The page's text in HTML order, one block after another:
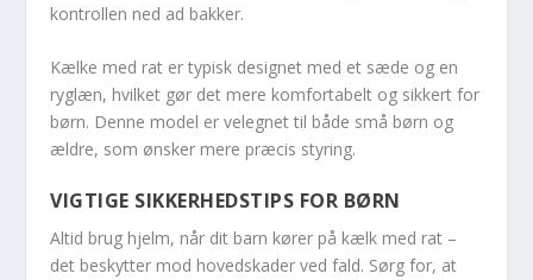
kontrollen ned ad bakker.
Kælke med rat er typisk designet med et sæde og en
ryglæn, hvilket gør det mere komfortabelt og sikkert for
børn. Denne model er velegnet til både små børn og
ældre, som ønsker mere præcis styring.
VIGTIGE SIKKERHEDSTIPS FOR BØRN
Altid brug hjelm, når dit barn kører på kælk med rat –
det beskytter mod hovedskader ved fald. Sørg for, at